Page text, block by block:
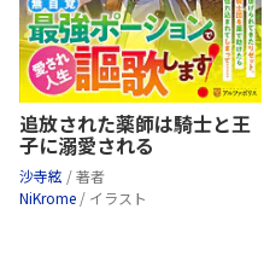
追放された薬師は騎士と王
子に溺愛される
沙寺絃 / 著者
NiKrome / イラスト